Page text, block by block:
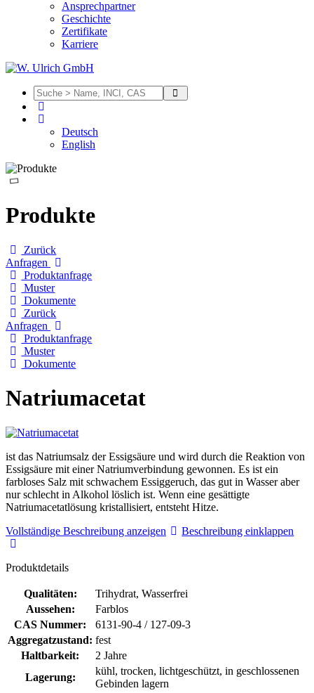
Ansprechpartner
Geschichte
Zertifikate
Karriere
Deutsch
English
Produkte
Zurück
Anfragen
Produktanfrage
Muster
Dokumente
Zurück
Anfragen
Produktanfrage
Muster
Dokumente
Natriumacetat
ist das Natriumsalz der Essigsäure und wird durch die Reaktion von
Essigsäure mit einer Natriumverbindung gewonnen. Es ist ein
farbloses Salz mit schwachem Essiggeruch, das gut in Wasser aber
nur schlecht in Alkohol löslich ist. Wenn eine gesättigte
Natriumacetatlösung kristallisiert, entsteht Hitze.
Vollständige Beschreibung anzeigen
Beschreibung einklappen
Produktdetails
Qualitäten:
Trihydrat, Wasserfrei
Aussehen:
Farblos
CAS Nummer:
6131-90-4 / 127-09-3
Aggregatzustand: fest
Haltbarkeit:
2 Jahre
Lagerung:
kühl, trocken, lichtgeschützt, in geschlossenen
Gebinden lagern